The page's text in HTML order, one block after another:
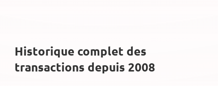
Historique complet des
transactions depuis 2008